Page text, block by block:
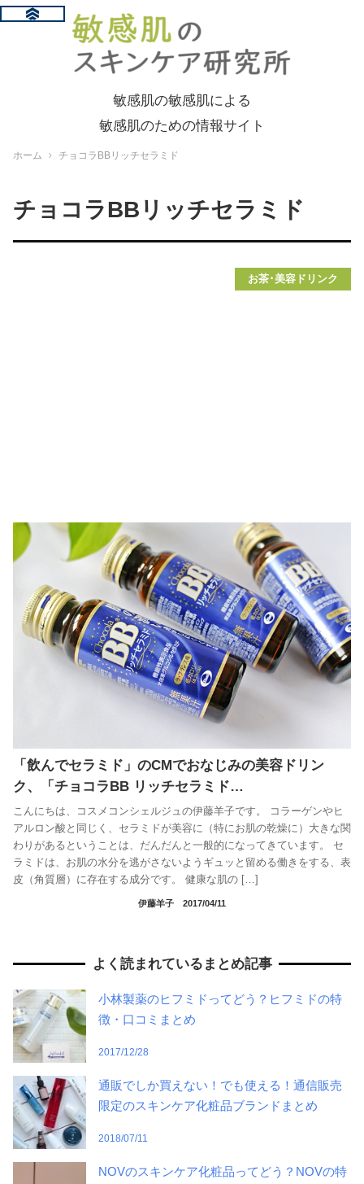
敏感肌の敏感肌による
敏感肌のための情報サイト
ホーム チョコラBBリッチセラミド
チョコラBBリッチセラミド
お茶･美容ドリンク
「飲んでセラミド」のCMでおなじみの美容ドリン
ク、「チョコラBB リッチセラミド…
こんにちは、コスメコンシェルジュの伊藤羊子です。 コラーゲンやヒ
アルロン酸と同じく、セラミドが美容に（特にお肌の乾燥に）大きな関
わりがあるということは、だんだんと一般的になってきています。 セ
ラミドは、お肌の水分を逃がさないようギュッと留める働きをする、表
皮（角質層）に存在する成分です。 健康な肌の […]
伊藤羊子 2017/04/11
よく読まれているまとめ記事
小林製薬のヒフミドってどう？ヒフミドの特
徴・口コミまとめ
2017/12/28
通販でしか買えない！でも使える！通信販売
限定のスキンケア化粧品ブランドまとめ
2018/07/11
NOVのスキンケア化粧品ってどう？NOVの特